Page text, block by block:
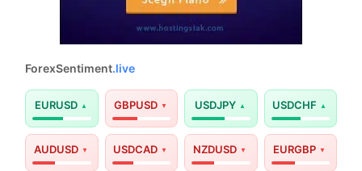
ForexSentiment.live
EURUSD GBPUSD USDJPY USDCHF
AUDUSD USDCAD NZDUSD EURGBP